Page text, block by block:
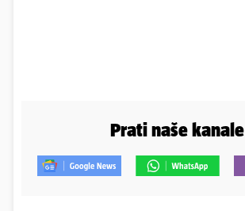
Prati naše kanale